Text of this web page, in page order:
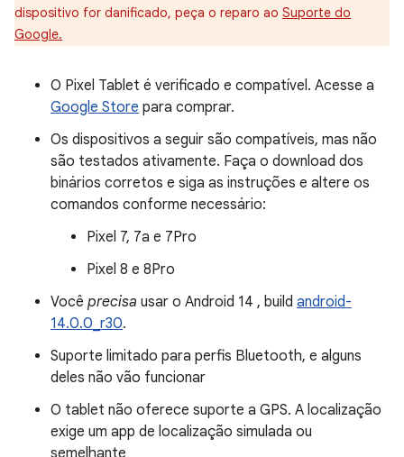
dispositivo for danificado, peça o reparo ao Suporte do
Google.
O Pixel Tablet é verificado e compatível. Acesse a
Google Store para comprar.
Os dispositivos a seguir são compatíveis, mas não
são testados ativamente. Faça o download dos
binários corretos e siga as instruções e altere os
comandos conforme necessário:
Pixel 7, 7a e 7Pro
Pixel 8 e 8Pro
Você precisa usar o Android 14 , build android-
14.0.0_r30.
Suporte limitado para perfis Bluetooth, e alguns
deles não vão funcionar
O tablet não oferece suporte a GPS. A localização
exige um app de localização simulada ou
semelhante